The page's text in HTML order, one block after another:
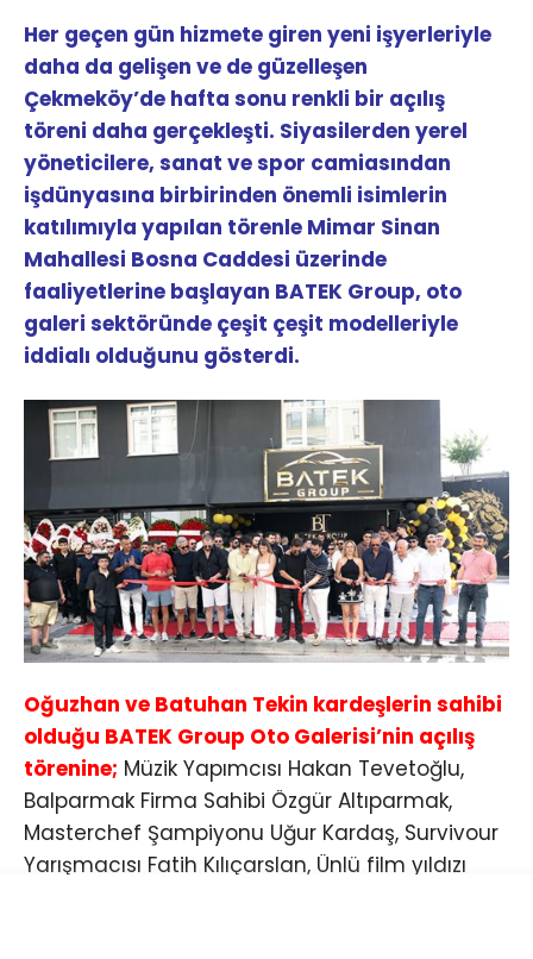
Her geçen gün hizmete giren yeni işyerleriyle
daha da gelişen ve de güzelleşen
Çekmeköy’de hafta sonu renkli bir açılış
töreni daha gerçekleşti. Siyasilerden yerel
yöneticilere, sanat ve spor camiasından
işdünyasına birbirinden önemli isimlerin
katılımıyla yapılan törenle Mimar Sinan
Mahallesi Bosna Caddesi üzerinde
faaliyetlerine başlayan BATEK Group, oto
galeri sektöründe çeşit çeşit modelleriyle
iddialı olduğunu gösterdi.
Oğuzhan ve Batuhan Tekin kardeşlerin sahibi
olduğu BATEK Group Oto Galerisi’nin açılış
törenine; Müzik Yapımcısı Hakan Tevetoğlu,
Balparmak Firma Sahibi Özgür Altıparmak,
Masterchef Şampiyonu Uğur Kardaş, Survivour
Yarışmacısı Fatih Kılıçarslan, Ünlü film yıldızı